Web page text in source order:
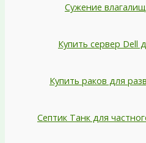
Сужение
Купить сервер Dell
Купить раков для
Септик Танк для